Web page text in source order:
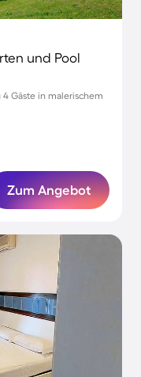
und Pool
Gäste in malerischem
Zum Angebot